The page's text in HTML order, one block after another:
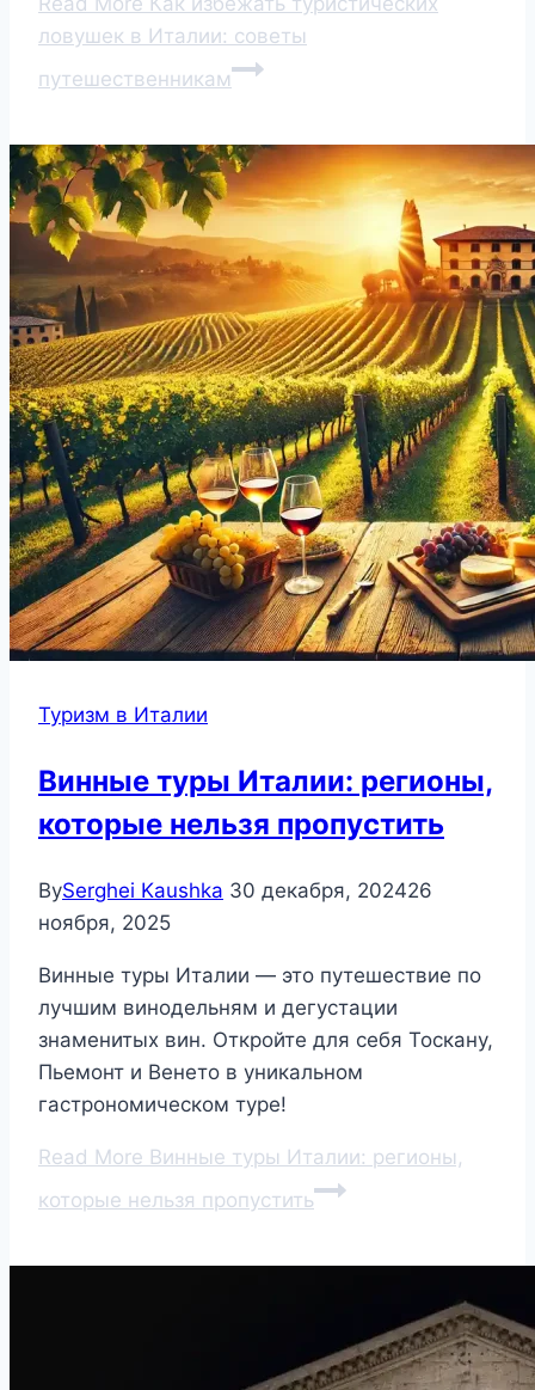
ловушек в Италии: советы
путешественникам
Туризм в Италии
Винные туры Италии: регионы,
которые нельзя пропустить
BySerghei Kaushka 30 декабря, 202426
ноября, 2025
Винные туры Италии — это путешествие по
лучшим винодельням и дегустации
знаменитых вин. Откройте для себя Тоскану,
Пьемонт и Венето в уникальном
гастрономическом туре!
Read More Винные туры Италии: регионы,
которые нельзя пропустить